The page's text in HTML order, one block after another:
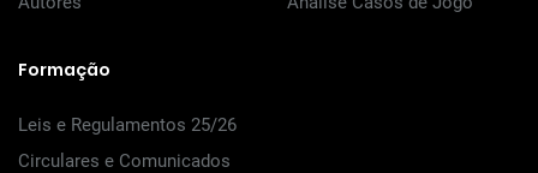
Formação
Leis e Regulamentos 25/26
Circulares e Comunicados